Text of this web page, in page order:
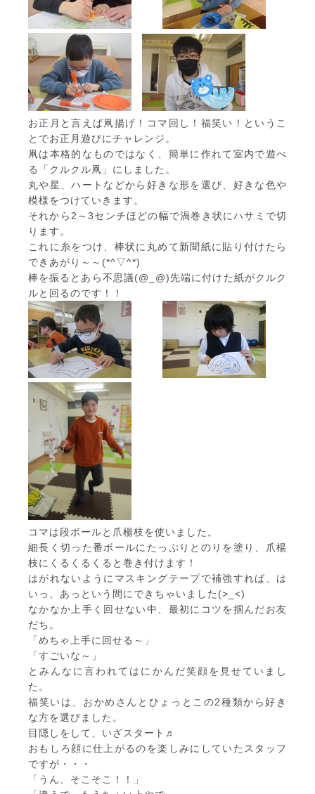
お正月と言えば凧揚げ！コマ回し！福笑い！というこ
とでお正月遊びにチャレンジ。
凧は本格的なものではなく、簡単に作れて室内で遊べ
る「クルクル凧」にしました。
丸や星、ハートなどから好きな形を選び、好きな色や
模様をつけていきます。
それから2～3センチほどの幅で渦巻き状にハサミで切
ります。
これに糸をつけ、棒状に丸めて新聞紙に貼り付けたら
できあがり～～(*^▽^*)
棒を振るとあら不思議(@_@)先端に付けた紙がクルク
ルと回るのです！！
コマは段ボールと爪楊枝を使いました。
細長く切った番ボールにたっぷりとのりを塗り、爪楊
枝にくるくるくると巻き付けます！
はがれないようにマスキングテープで補強すれば、は
いっ、あっという間にできちゃいました(>_<)
なかなか上手く回せない中、最初にコツを掴んだお友
だち。
「めちゃ上手に回せる～」
「すごいな～」
とみんなに言われてはにかんだ笑顔を見せていまし
た。
福笑いは、おかめさんとひょっとこの2種類から好き
な方を選びました。
目隠しをして、いざスタート♬
おもしろ顔に仕上がるのを楽しみにしていたスタッフ
ですが・・・
「うん、そこそこ！！」